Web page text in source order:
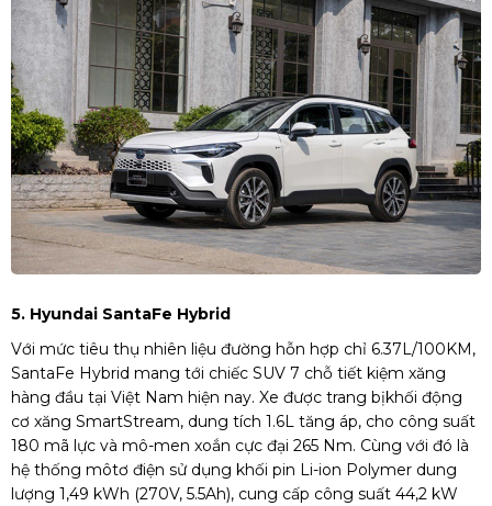
5. Hyundai SantaFe Hybrid
Với mức tiêu thụ nhiên liệu đường hỗn hợp chỉ 6.37L/100KM,
SantaFe Hybrid mang tới chiếc SUV 7 chỗ tiết kiệm xăng
hàng đầu tại Việt Nam hiện nay. Xe được trang bịkhối động
cơ xăng SmartStream, dung tích 1.6L tăng áp, cho công suất
180 mã lực và mô-men xoắn cực đại 265 Nm. Cùng với đó là
hệ thống môtơ điện sử dụng khối pin Li-ion Polymer dung
lượng 1,49 kWh (270V, 5.5Ah), cung cấp công suất 44,2 kW